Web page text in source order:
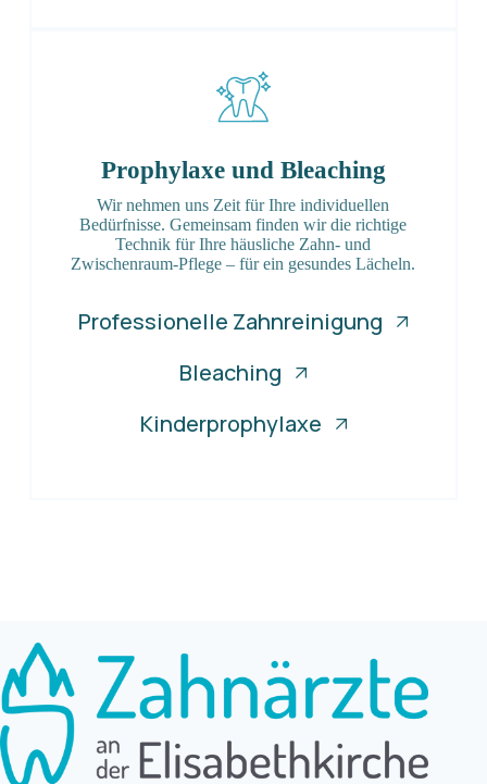
Prophylaxe und Bleaching
Wir nehmen uns Zeit für Ihre individuellen
Bedürfnisse. Gemeinsam finden wir die richtige
Technik für Ihre häusliche Zahn- und
Zwischenraum-Pflege – für ein gesundes Lächeln.
Professionelle Zahnreinigung
Bleaching
Kinderprophylaxe